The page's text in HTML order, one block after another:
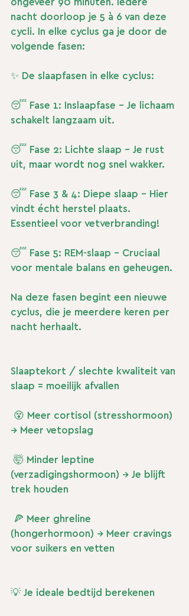
nacht doorloop je 5 à 6 van deze
cycli. In elke cyclus ga je door de
volgende fasen:
✨ De slaapfasen in elke cyclus:
😴 Fase 1: Inslaapfase – Je lichaam
schakelt langzaam uit.
😴 Fase 2: Lichte slaap – Je rust
uit, maar wordt nog snel wakker.
😴 Fase 3 & 4: Diepe slaap – Hier
vindt écht herstel plaats.
Essentieel voor vetverbranding!
😴 Fase 5: REM-slaap – Cruciaal
voor mentale balans en geheugen.
Na deze fasen begint een nieuwe
cyclus, die je meerdere keren per
nacht herhaalt.
Slaaptekort / slechte kwaliteit van
slaap = moeilijk afvallen
😵 Meer cortisol (stresshormoon)
→ Meer vetopslag
🤯 Minder leptine
(verzadigingshormoon) → Je blijft
trek houden
🍕 Meer ghreline
(hongerhormoon) → Meer cravings
voor suikers en vetten
💡 Je ideale bedtijd berekenen